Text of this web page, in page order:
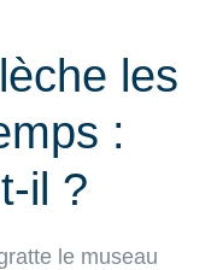
les
:
il ?
le museau